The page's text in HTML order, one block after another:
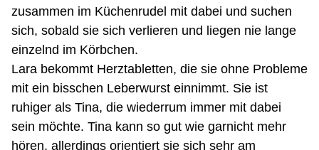
zusammen im Küchenrudel mit dabei und suchen
sich, sobald sie sich verlieren und liegen nie lange
einzelnd im Körbchen.
Lara bekommt Herztabletten, die sie ohne Probleme
mit ein bisschen Leberwurst einnimmt. Sie ist
ruhiger als Tina, die wiederrum immer mit dabei
sein möchte. Tina kann so gut wie garnicht mehr
hören, allerdings orientiert sie sich sehr am